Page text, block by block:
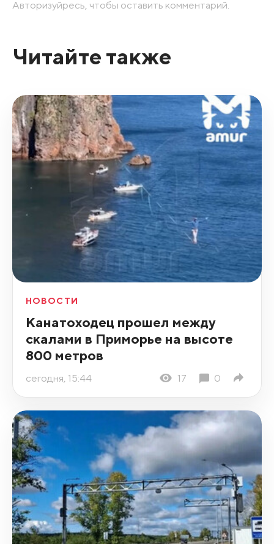
Авторизуйресь, чтобы оставить комментарий.
Читайте также
НОВОСТИ
Канатоходец прошел между
скалами в Приморье на высоте
800 метров
сегодня, 15:44 17 0